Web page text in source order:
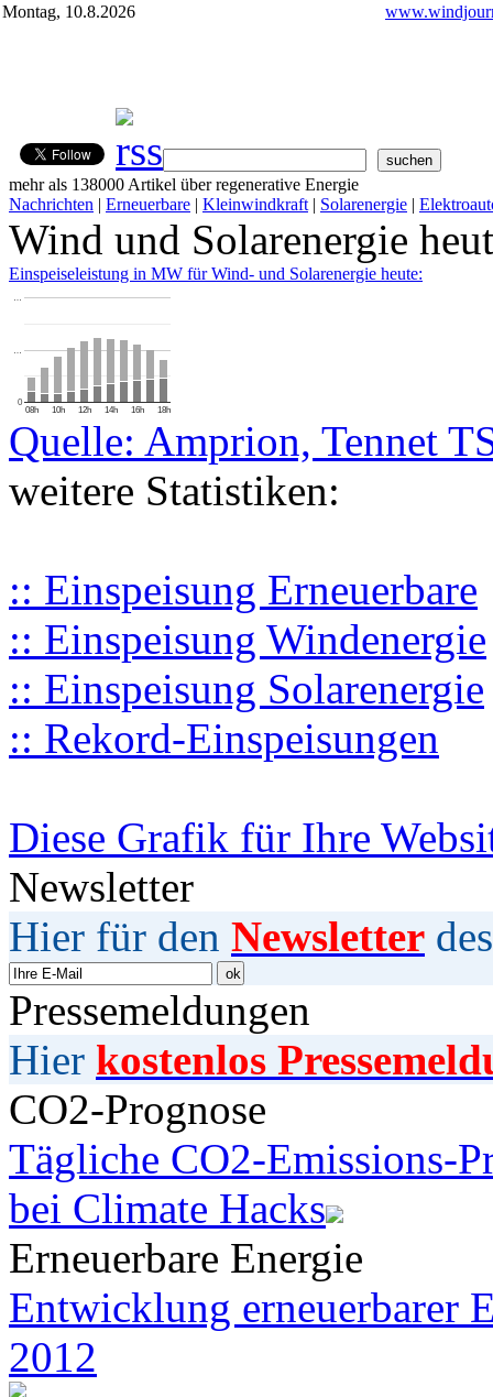
Montag, 10.8.2026
mehr als 138000 Artikel über regenerative Energie
Nachrichten | Erneuerbare | Kleinwindkraft | Solarenergie |
Wind und Solarenergie
Einspeiseleistung in MW für Wind- und Solarenergie heute:
08h 10h 12h 14h 16h 18h
0
…
…
Quelle: Amprion, Tennet
weitere Statistiken:
:: Einspeisung Erneuerbare
:: Einspeisung Windenergie
:: Einspeisung Solarenergie
:: Rekord-Einspeisungen
Diese Grafik für Ihre
Newsletter
Hier für den Newsletter
Pressemeldungen
Hier kostenlos
CO2-Prognose
Tägliche CO2-Emissions-
bei Climate Hacks
Erneuerbare Energie
Entwicklung erneuerbarer
2012